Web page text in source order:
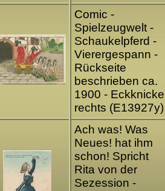
Comic -
Spielzeugwelt -
Schaukelpferd -
Vierergespann -
Rückseite
beschrieben ca.
1900 - Eckknicke
rechts (E13927y)
Ach was! Was
Neues! hat ihm
schon! Spricht
Rita von der
Sezession -